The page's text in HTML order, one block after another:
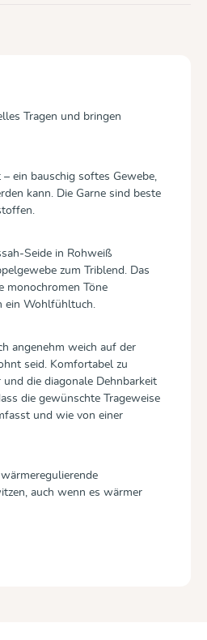
Tragen und bringen
ein bauschig softes Gewebe,
kann. Die Garne sind beste
Seide in Rohweiß
zum Triblend. Das
monochromen Töne
ein Wohlfühltuch.
angenehm weich auf der
seid. Komfortabel zu
die diagonale Dehnbarkeit
die gewünschte Trageweise
und wie von einer
auch wenn es wärmer